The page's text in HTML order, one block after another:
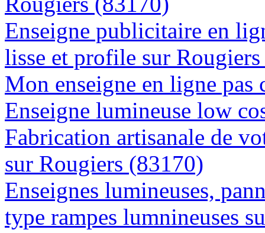
Enseigne publicitaire en
lisse et profile sur
Mon enseigne en ligne pas
Enseigne lumineuse low
Fabrication artisanale de
sur Rougiers (83170)
Enseignes lumineuses,
type rampes lumnineuses